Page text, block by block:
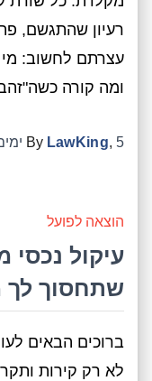
רעיון שהתגשם,
עצרתם לחשוב:
ומה קורה
By LawKing, 5 ימים
הוצאה לפועל
עיקול
שתחסוך לך
ברוכים הבאים
לא רק קירות